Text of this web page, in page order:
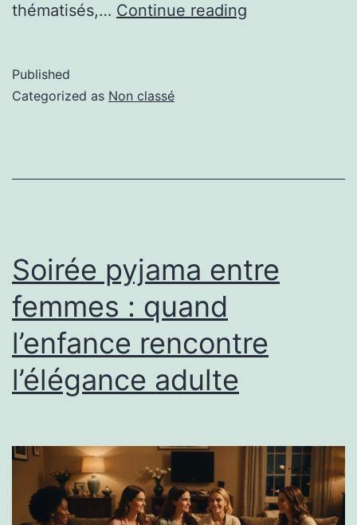
thématisés,… Continue reading
Published
Categorized as Non classé
Soirée pyjama entre
femmes : quand
l’enfance rencontre
l’élégance adulte